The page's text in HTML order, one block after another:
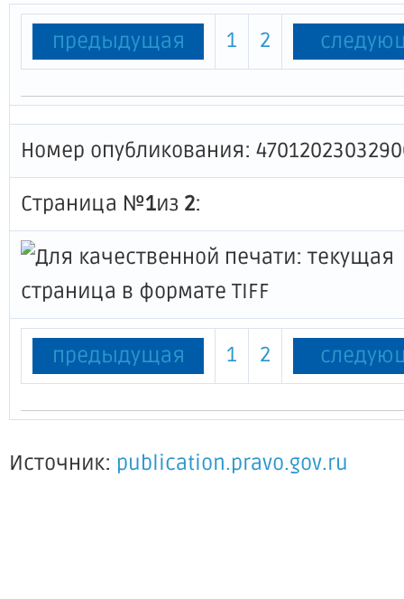
предыдущая 1 2
Номер опубликования:
Страница №1из 2:
предыдущая 1 2
Источник: publication.pravo.gov.ru